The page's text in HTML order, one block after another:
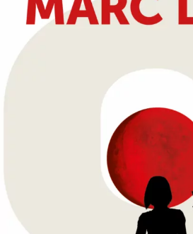
C’est arrivé la nuit
Marc Levy